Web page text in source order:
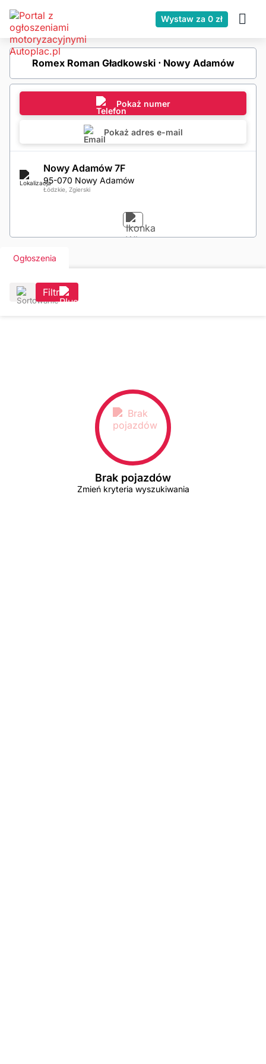
Wystaw za 0 zł
Romex Roman Gładkowski ⋅ Nowy Adamów
Pokaż numer
Pokaż adres e-mail
Nowy Adamów 7F
95-070 Nowy Adamów
Łódzkie, Zgierski
Ogłoszenia
Filtr
Brak pojazdów
Zmień kryteria wyszukiwania